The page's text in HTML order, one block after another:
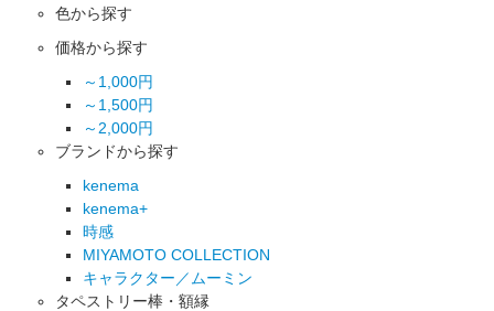
色から探す
価格から探す
～1,000円
～1,500円
～2,000円
ブランドから探す
kenema
kenema+
時感
MIYAMOTO COLLECTION
キャラクター／ムーミン
タペストリー棒・額縁